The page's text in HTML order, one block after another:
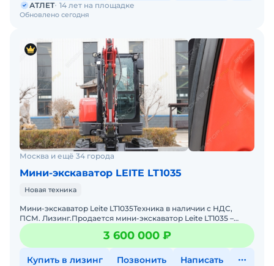
Обновлено сегодня
АТЛЕТ 14 лет на площадке
Москва и ещё 34 города
Мини-экскаватор LEITE LT1035
Новая техника
Мини-экскаватор Leite LT1035Техника в наличии с НДС,
ПСМ. Лизинг.Пpoдaется мини-экскaвaтop Leite LT1035 –
идеально подходит для: ландшафтных работ, коммун
3 600 000 ₽
Купить в лизинг Позвонить Написать